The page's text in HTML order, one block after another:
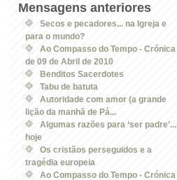
Mensagens anteriores
Secos e pecadores... na Igreja e
para o mundo?
Ao Compasso do Tempo - Crónica
de 09 de Abril de 2010
Benditos Sacerdotes
Tabu de batuta
Autoridade com amor (a grande
lição da manhã de Pá...
Algumas razões para ‘ser padre’...
hoje
Os cristãos perseguidos e a
tragédia europeia
Ao Compasso do Tempo - Crónica